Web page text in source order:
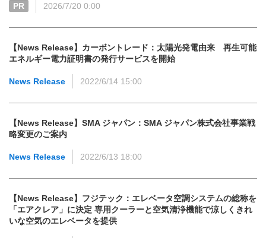
PR 2026/7/20 0:00
【News Release】カーボントレード：太陽光発電由来 再生可能
エネルギー電力証明書の発行サービスを開始
News Release 2022/6/14 15:00
【News Release】SMA ジャパン：SMA ジャパン株式会社事業戦
略変更のご案内
News Release 2022/6/13 18:00
【News Release】フジテック：エレベータ空調システムの総称を
「エアクレア」に決定 専用クーラーと空気清浄機能で涼しくきれ
いな空気のエレベータを提供